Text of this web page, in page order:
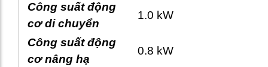
Công suất động
cơ di chuyển
1.0 kW
Công suất động
cơ nâng hạ
0.8 kW